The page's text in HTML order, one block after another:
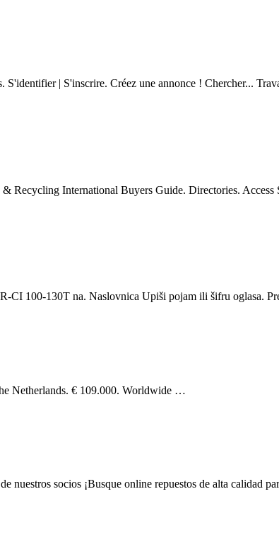
| S'inscrire. Créez une annonce ! Chercher...
International Buyers Guide. Directories.
100-130T na. Naslovnica Upiši pojam ili šifru oglasa.
Netherlands. € 109.000. Worldwide …
nuestros socios ¡Busque online repuestos de alta calidad